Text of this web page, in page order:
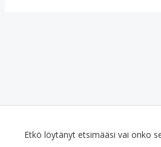
Etkö löytänyt etsimääsi vai onko